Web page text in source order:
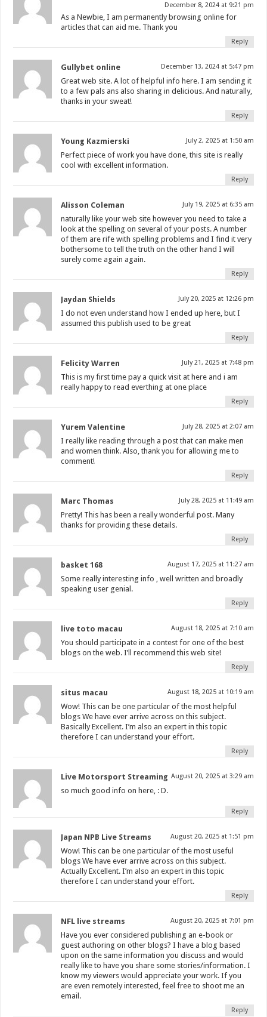
December 8, 2024 at 9:21 pm
As a Newbie, I am permanently browsing online for
articles that can aid me. Thank you
Reply
Gullybet online December 13, 2024 at 5:47 pm
Great web site. A lot of helpful info here. I am sending it
to a few pals ans also sharing in delicious. And naturally,
thanks in your sweat!
Reply
Young Kazmierski July 2, 2025 at 1:50 am
Perfect piece of work you have done, this site is really
cool with excellent information.
Reply
Alisson Coleman July 19, 2025 at 6:35 am
naturally like your web site however you need to take a
look at the spelling on several of your posts. A number
of them are rife with spelling problems and I find it very
bothersome to tell the truth on the other hand I will
surely come again again.
Reply
Jaydan Shields July 20, 2025 at 12:26 pm
I do not even understand how I ended up here, but I
assumed this publish used to be great
Reply
Felicity Warren July 21, 2025 at 7:48 pm
This is my first time pay a quick visit at here and i am
really happy to read everthing at one place
Reply
Yurem Valentine July 28, 2025 at 2:07 am
I really like reading through a post that can make men
and women think. Also, thank you for allowing me to
comment!
Reply
Marc Thomas July 28, 2025 at 11:49 am
Pretty! This has been a really wonderful post. Many
thanks for providing these details.
Reply
basket 168 August 17, 2025 at 11:27 am
Some really interesting info , well written and broadly
speaking user genial.
Reply
live toto macau August 18, 2025 at 7:10 am
You should participate in a contest for one of the best
blogs on the web. I’ll recommend this web site!
Reply
situs macau August 18, 2025 at 10:19 am
Wow! This can be one particular of the most helpful
blogs We have ever arrive across on this subject.
Basically Excellent. I’m also an expert in this topic
therefore I can understand your effort.
Reply
Live Motorsport Streaming August 20, 2025 at 3:29 am
so much good info on here, : D.
Reply
Japan NPB Live Streams August 20, 2025 at 1:51 pm
Wow! This can be one particular of the most useful
blogs We have ever arrive across on this subject.
Actually Excellent. I’m also an expert in this topic
therefore I can understand your effort.
Reply
NFL live streams August 20, 2025 at 7:01 pm
Have you ever considered publishing an e-book or
guest authoring on other blogs? I have a blog based
upon on the same information you discuss and would
really like to have you share some stories/information. I
know my viewers would appreciate your work. If you
are even remotely interested, feel free to shoot me an
email.
Reply